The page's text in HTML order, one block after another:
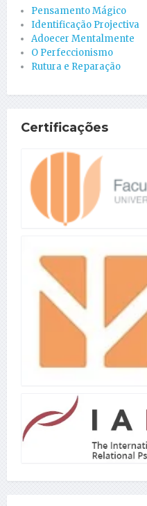
Pensamento Mágico
Identificação Projectiva
Adoecer Mentalmente
O Perfeccionismo
Rutura e Reparação
Certificações